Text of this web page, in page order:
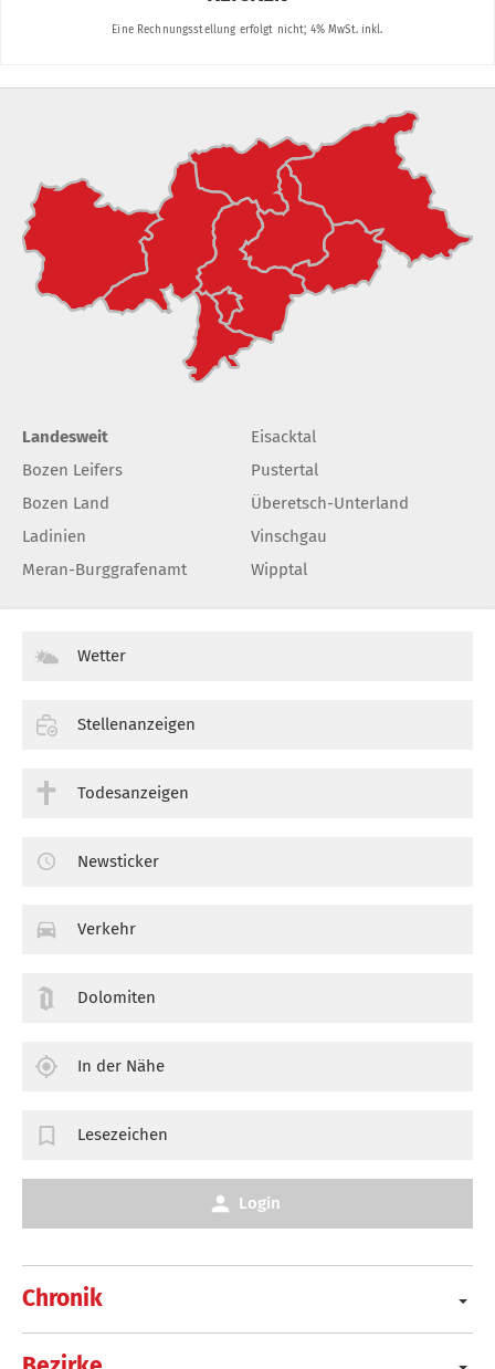
Landesweit
Bozen Leifers
Bozen Land
Ladinien
Meran-Burggrafenamt
Eisacktal
Pustertal
Überetsch-Unterland
Vinschgau
Wipptal
Chronik
Wetter
Stellenanzeigen
Todesanzeigen
Newsticker
Verkehr
Dolomiten
In der Nähe
Lesezeichen
Login